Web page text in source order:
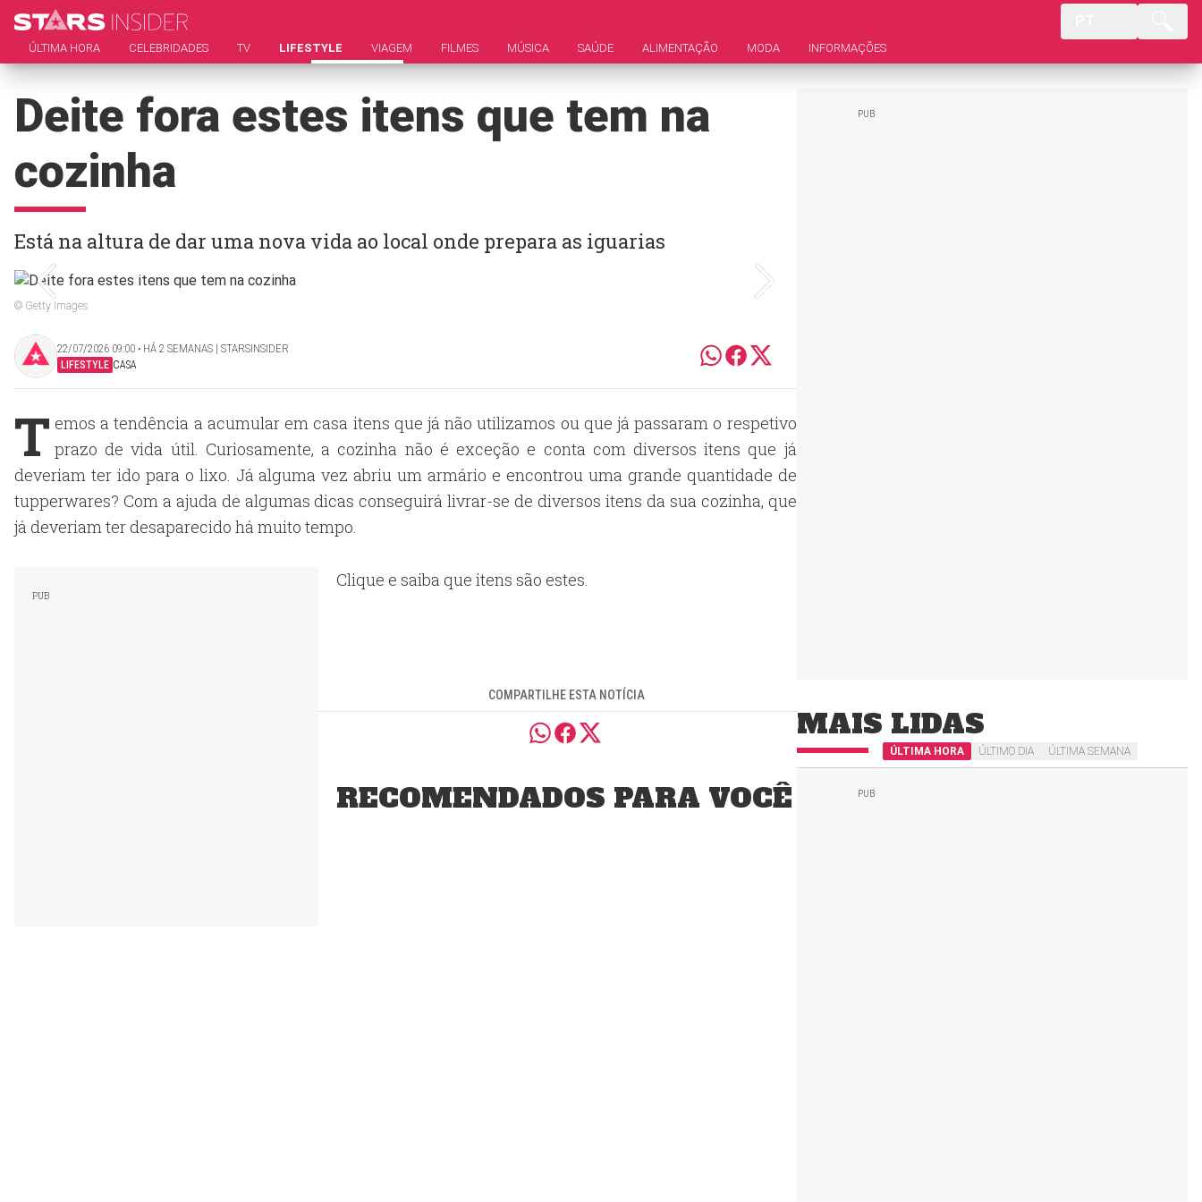
ÚLTIMA HORA CELEBRIDADES TV LIFESTYLE VIAGEM FILMES MÚSICA SAÚDE ALIMENTAÇÃO MODA INFORMAÇÕES
Deite fora estes itens que tem na
cozinha
Está na altura de dar uma nova vida ao local onde prepara as iguarias
© Getty Images
22/07/2026 09:00 ‧ HÁ 2 SEMANAS | STARSINSIDER
LIFESTYLE CASA
T emos a tendência a acumular em casa itens que já não utilizamos ou que já passaram o respetivo
prazo de vida útil. Curiosamente, a cozinha não é exceção e conta com diversos itens que já
deveriam ter ido para o lixo. Já alguma vez abriu um armário e encontrou uma grande quantidade de
tupperwares? Com a ajuda de algumas dicas conseguirá livrar-se de diversos itens da sua cozinha, que
já deveriam ter desaparecido há muito tempo.
Clique e saiba que itens são estes.
COMPARTILHE ESTA NOTÍCIA
RECOMENDADOS PARA VOCÊ
MAIS LIDAS
ÚLTIMA HORA ÚLTIMO DIA ÚLTIMA SEMANA